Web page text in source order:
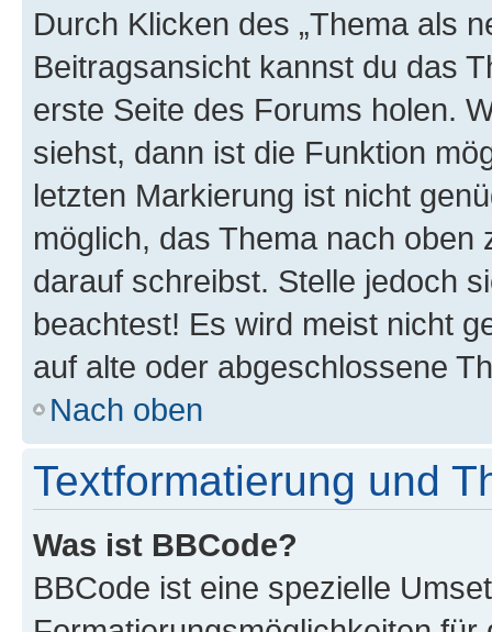
Durch Klicken des „Thema als
Beitragsansicht kannst du das
erste Seite des Forums holen.
siehst, dann ist die Funktion
letzten Markierung ist nicht
möglich, das Thema nach oben
darauf schreibst. Stelle jedoch
beachtest! Es wird meist nicht
auf alte oder abgeschlossene
Nach oben
Textformatierung und
Was ist BBCode?
BBCode ist eine spezielle